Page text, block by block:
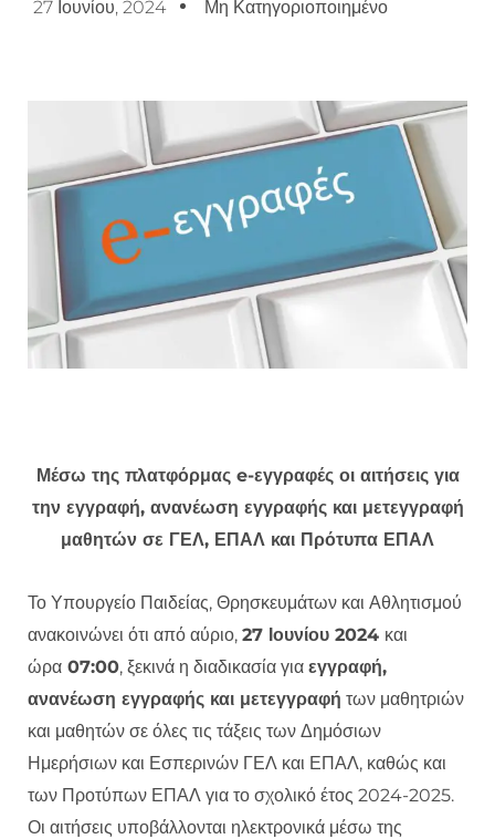
27 Ιουνίου, 2024 Μη Κατηγοριοποιημένο
Μέσω της πλατφόρμας e-εγγραφές οι αιτήσεις για
την εγγραφή, ανανέωση εγγραφής και μετεγγραφή
μαθητών σε ΓΕΛ, ΕΠΑΛ και Πρότυπα ΕΠΑΛ
Το Υπουργείο Παιδείας, Θρησκευμάτων και Αθλητισμού
ανακοινώνει ότι από αύριο, 27 Ιουνίου 2024 και
ώρα 07:00, ξεκινά η διαδικασία για εγγραφή,
ανανέωση εγγραφής και μετεγγραφή των μαθητριών
και μαθητών σε όλες τις τάξεις των Δημόσιων
Ημερήσιων και Εσπερινών ΓΕΛ και ΕΠΑΛ, καθώς και
των Προτύπων ΕΠΑΛ για το σχολικό έτος 2024-2025.
Οι αιτήσεις υποβάλλονται ηλεκτρονικά μέσω της